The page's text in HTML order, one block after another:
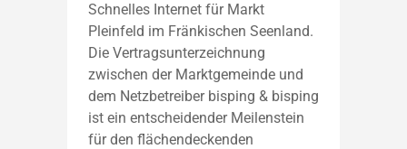
Schnelles Internet für Markt
Pleinfeld im Fränkischen Seenland.
Die Vertragsunterzeichnung
zwischen der Marktgemeinde und
dem Netzbetreiber bisping & bisping
ist ein entscheidender Meilenstein
für den flächendeckenden